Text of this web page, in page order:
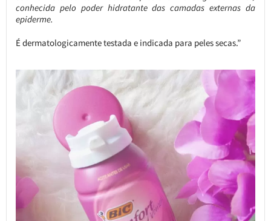
conhecida pelo poder hidratante das camadas externas da
epiderme.
É dermatologicamente testada e indicada para peles secas.”